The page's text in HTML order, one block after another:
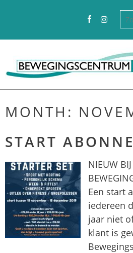
MONTH:
START
NIEUW BIJ
Een start
iedereen
jaar niet
klant is